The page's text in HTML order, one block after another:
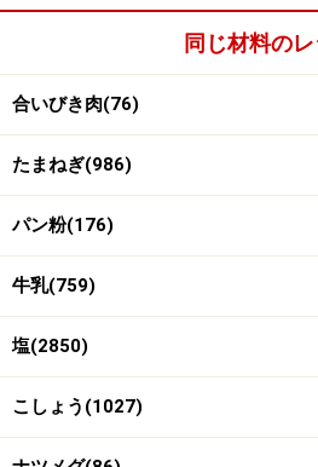
耐熱皿にラップを開き、ミート
センチ、幅7センチ程の棒状に包
レンジで6分30秒～7分加熱しま
同じ材料の
合いびき肉(76)
たまねぎ(986)
パン粉(176)
牛乳(759)
塩(2850)
こしょう(1027)